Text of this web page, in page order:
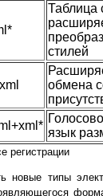
Таблица
стилей
обмена
язык
регистрации
новые типы